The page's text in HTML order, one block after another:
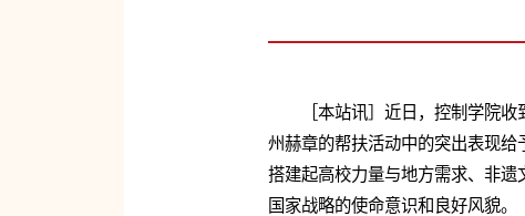
［本站讯］近日，控制学院
州赫章的帮扶活动中的突出表现
搭建起高校力量与地方需求、非
国家战略的使命意识和良好风貌。